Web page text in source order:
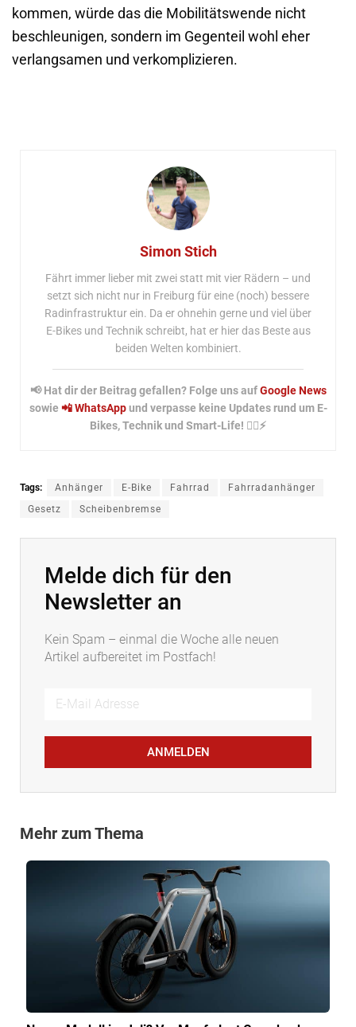
kommen, würde das die Mobilitätswende nicht
beschleunigen, sondern im Gegenteil wohl eher
verlangsamen und verkomplizieren.
Simon Stich
Fährt immer lieber mit zwei statt mit vier Rädern – und
setzt sich nicht nur in Freiburg für eine (noch) bessere
Radinfrastruktur ein. Da er ohnehin gerne und viel über
E-Bikes und Technik schreibt, hat er hier das Beste aus
beiden Welten kombiniert.
📢 Hat dir der Beitrag gefallen? Folge uns aufGoogle News
sowie 📲 WhatsAppund verpasse keine Updates rund um E-
Bikes, Technik und Smart-Life! 🚴‍♂️⚡
Tags: Anhänger E-Bike Fahrrad
Fahrradanhänger
Gesetz
Scheibenbremse
Melde dich für den
Newsletter an
Kein Spam – einmal die Woche alle neuen
Artikel aufbereitet im Postfach!
ANMELDEN
Mehr zum Thema